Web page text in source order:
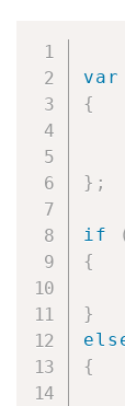
var
{
} ;
if
{
}
{